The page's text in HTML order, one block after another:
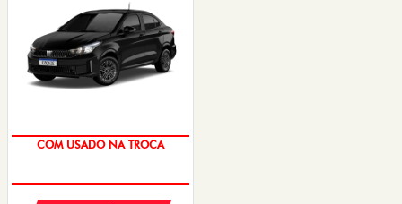
SUPER DESCONTO